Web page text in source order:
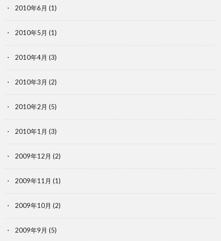
2010年6月 (1)
2010年5月 (1)
2010年4月 (3)
2010年3月 (2)
2010年2月 (5)
2010年1月 (3)
2009年12月 (2)
2009年11月 (1)
2009年10月 (2)
2009年9月 (5)